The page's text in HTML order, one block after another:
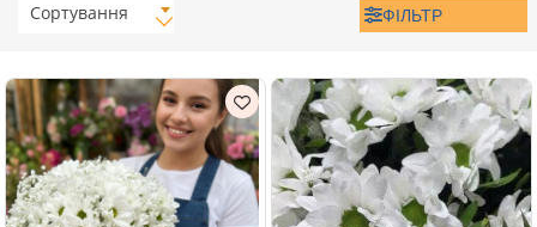
Сортування ФІЛЬТР